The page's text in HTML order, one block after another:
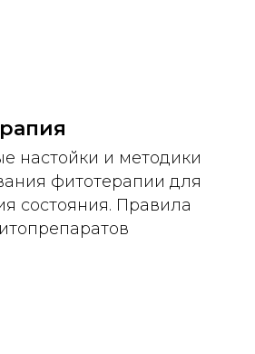
настойки и методики
фитотерапии для
состояния. Правила